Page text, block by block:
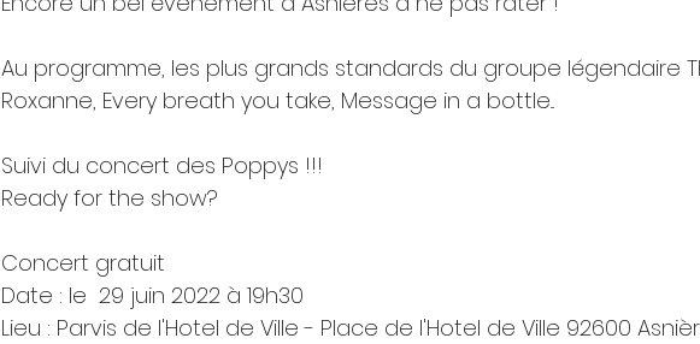
Au programme, les plus grands standards du groupe légendaire
Roxanne, Every breath you take, Message in a bottle...
Suivi du concert des Poppys !!!
Ready for the show?
Concert gratuit
Date : le  29 juin 2022 à 19h30
Lieu : Parvis de l'Hotel de Ville - Place de l'Hotel de Ville 92600